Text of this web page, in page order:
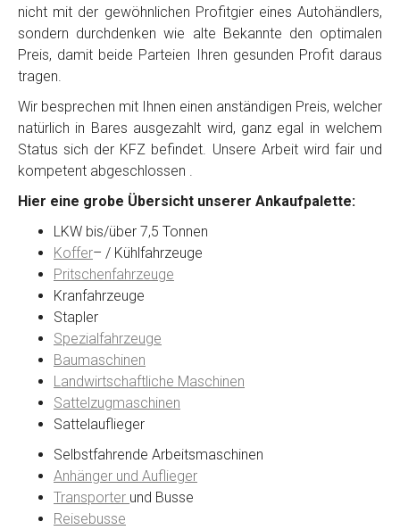
nicht mit der gewöhnlichen Profitgier eines Autohändlers,
sondern durchdenken wie alte Bekannte den optimalen
Preis, damit beide Parteien Ihren gesunden Profit daraus
tragen.
Wir besprechen mit Ihnen einen anständigen Preis, welcher
natürlich in Bares ausgezahlt wird, ganz egal in welchem
Status sich der KFZ befindet. Unsere Arbeit wird fair und
kompetent abgeschlossen .
Hier eine grobe Übersicht unserer Ankaufpalette:
LKW bis/über 7,5 Tonnen
Koffer– / Kühlfahrzeuge
Pritschenfahrzeuge
Kranfahrzeuge
Stapler
Spezialfahrzeuge
Baumaschinen
Landwirtschaftliche Maschinen
Sattelzugmaschinen
Sattelauflieger
Selbstfahrende Arbeitsmaschinen
Anhänger und Auflieger
Transporter und Busse
Reisebusse